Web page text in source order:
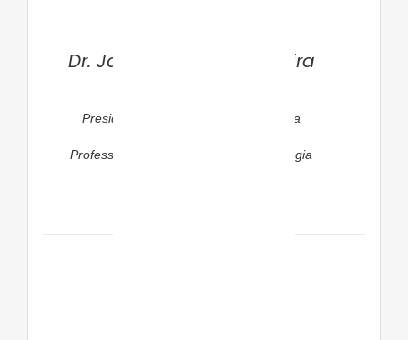
Dr. Jamil Pedro de Siqueira
Presidente do DC de Neonatologia da
Professor Livre-Docente em Neonatologia